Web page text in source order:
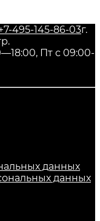
495-145-86-03г.
Пт с 09:00-
данных
данных